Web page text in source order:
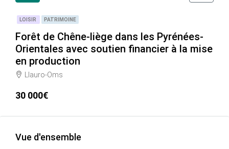
LOISIR PATRIMOINE
Forêt de Chêne-liège dans les Pyrénées-
Orientales avec soutien financier à la mise
en production
Llauro-Oms
30 000€
Vue d'ensemble